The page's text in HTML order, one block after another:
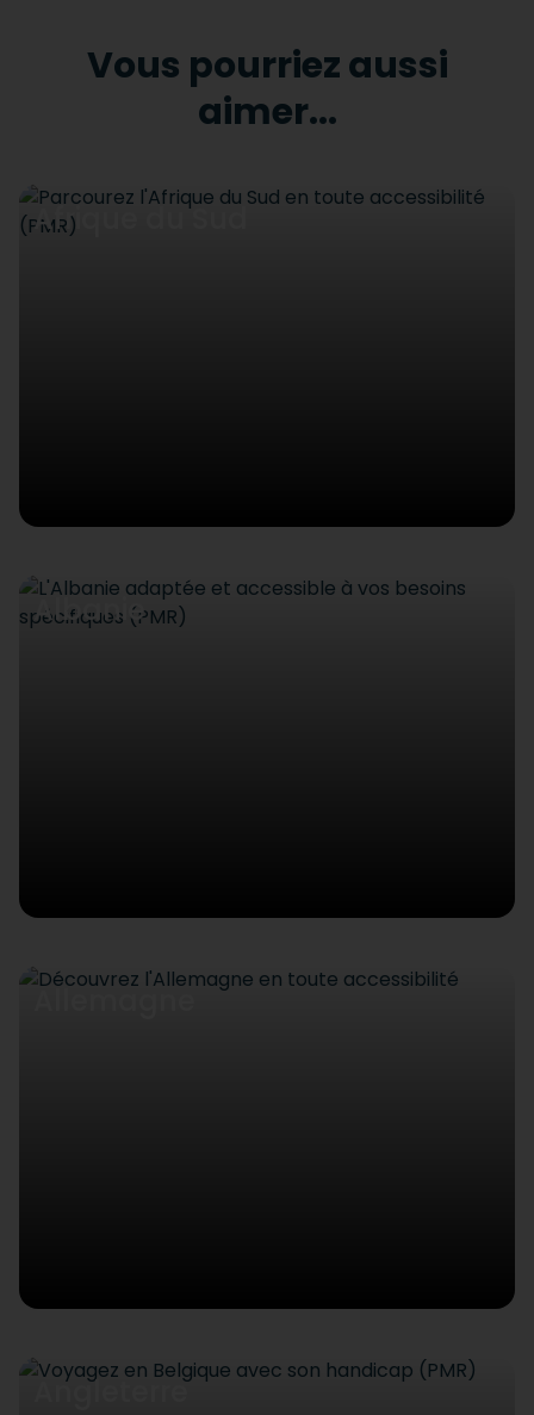
Vous pourriez aussi
aimer...
Afrique du Sud
Albanie
Angleterre